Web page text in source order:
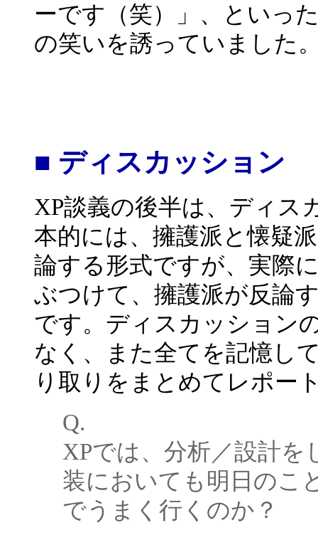
ーです（笑）」、といっ
の笑いを誘っていました
■ ディスカッション
XP談義の後半は、ディス
本的には、擁護派と懐疑
論する形式ですが、実際
ぶつけて、擁護派が反論
です。ディスカッション
なく、また全てを記憶し
り取りをまとめてレポー
Q.
XPでは、分析／設計を
装においても明日のこ
でうまく行くのか？